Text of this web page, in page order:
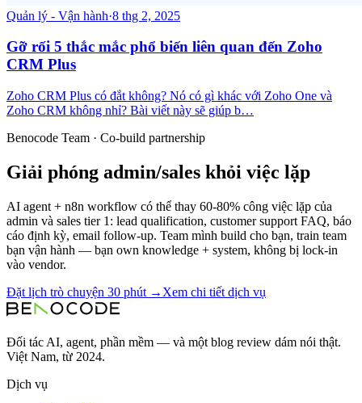
Quản lý - Vận hành·8 thg 2, 2025
Gỡ rối 5 thắc mắc phổ biến liên quan đến Zoho
CRM Plus
Zoho CRM Plus có đắt không? Nó có gì khác với Zoho One và
Zoho CRM không nhỉ? Bài viết này sẽ giúp b…
Benocode Team · Co-build partnership
Giải phóng admin/sales khỏi việc lặp
AI agent + n8n workflow có thể thay 60-80% công việc lặp của
admin và sales tier 1: lead qualification, customer support FAQ, báo
cáo định kỳ, email follow-up. Team mình build cho bạn, train team
bạn vận hành — bạn own knowledge + system, không bị lock-in
vào vendor.
Đặt lịch trò chuyện 30 phút → Xem chi tiết dịch vụ
Đối tác AI, agent, phần mềm — và một blog review dám nói thật.
Việt Nam, từ 2024.
Dịch vụ